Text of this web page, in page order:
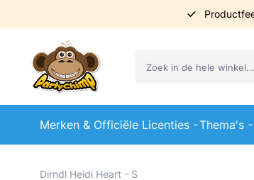
Merken & Officiële Licenties Thema's
Dirndl Heidi Heart - S